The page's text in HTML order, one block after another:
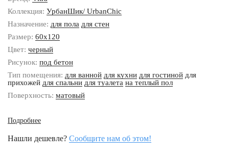
Коллекция: УрбанШик/ UrbanChic
Назначение: для пола для стен
Размер: 60x120
Цвет: черный
Рисунок: под бетон
Тип помещения: для ванной для кухни для гостиной для
прихожей для спальни для туалета на теплый пол
Поверхность: матовый
Подробнее
Нашли дешевле? Сообщите нам об этом!